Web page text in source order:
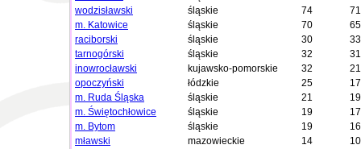
wodzisławski
śląskie 74
71
m. Katowice
śląskie 70
65
raciborski
śląskie 30
33
tarnogórski
śląskie 32
31
inowrocławski
kujawsko-pomorskie 32
21
opoczyński
łódzkie 25
17
m. Ruda Śląska
śląskie 21
19
m. Świętochłowice
śląskie 19
17
m. Bytom
śląskie 19
16
mławski
mazowieckie 14
10